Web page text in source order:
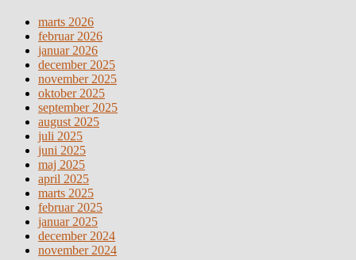
marts 2026
februar 2026
januar 2026
december 2025
november 2025
oktober 2025
september 2025
august 2025
juli 2025
juni 2025
maj 2025
april 2025
marts 2025
februar 2025
januar 2025
december 2024
november 2024